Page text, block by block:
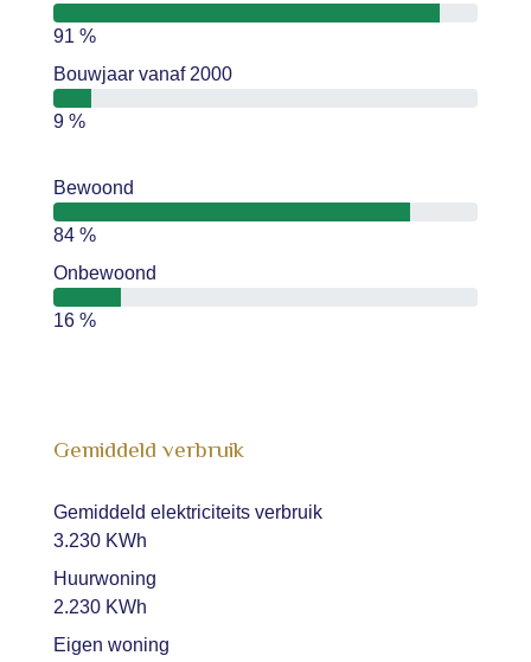
91 %
Bouwjaar vanaf 2000
9 %
Bewoond
84 %
Onbewoond
16 %
Gemiddeld verbruik
Gemiddeld elektriciteits verbruik
3.230 KWh
Huurwoning
2.230 KWh
Eigen woning